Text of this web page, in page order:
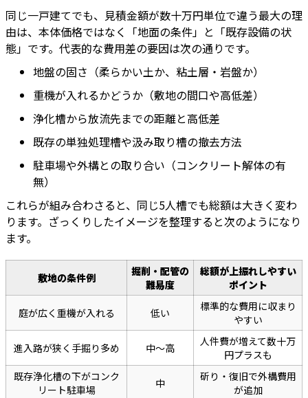
同じ一戸建てでも、見積金額が数十万円単位で違う最大の理
由は、本体価格ではなく「地面の条件」と「既存設備の状
態」です。代表的な費用差の要因は次の通りです。
地盤の固さ（柔らかい土か、粘土層・岩盤か）
重機が入れるかどうか（敷地の間口や高低差）
浄化槽から放流先までの距離と高低差
既存の単独処理槽や汲み取り槽の撤去方法
駐車場や外構との取り合い（コンクリート解体の有
無）
これらが組み合わさると、同じ5人槽でも総額は大きく変わ
ります。ざっくりしたイメージを整理すると次のようになり
ます。
敷地の条件例
掘削・配管の
難易度
総額が上振れしやすい
ポイント
庭が広く重機が入れる 低い
標準的な費用に収まり
やすい
進入路が狭く手掘り多め 中〜高
人件費が増えて数十万
円プラスも
既存浄化槽の下がコンク
リート駐車場
中
斫り・復旧で外構費用
が追加